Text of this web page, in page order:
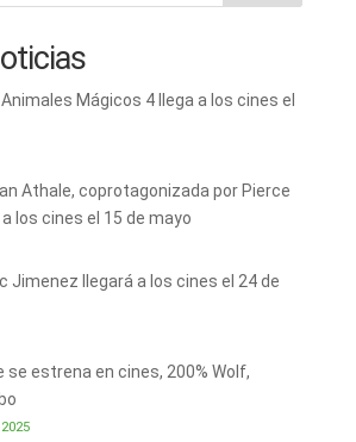
Animales Mágicos 4 llega a los cines el
Athale, coprotagonizada por Pierce
los cines el 15 de mayo
Jimenez llegará a los cines el 24 de
se estrena en cines, 200% Wolf,